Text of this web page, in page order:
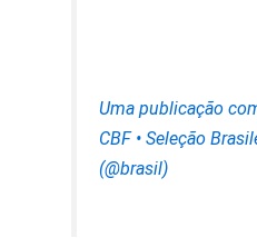
Uma publicação
CBF • Seleção
(@brasil)